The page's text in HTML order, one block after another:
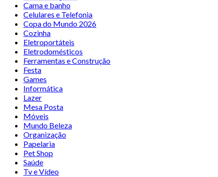
Cama e banho
Celulares e Telefonia
Copa do Mundo 2026
Cozinha
Eletroportáteis
Eletrodomésticos
Ferramentas e Construção
Festa
Games
Informática
Lazer
Mesa Posta
Móveis
Mundo Beleza
Organização
Papelaria
Pet Shop
Saúde
Tv e Vídeo